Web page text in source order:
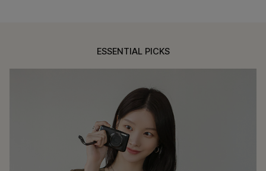
ESSENTIAL PICKS
함께할 때 더욱 완벽한, 합리적인 선택으로 채우는 즐거움
필첸체크 스트링블라우스+플레어스커트SET
42,900 원 49,800원